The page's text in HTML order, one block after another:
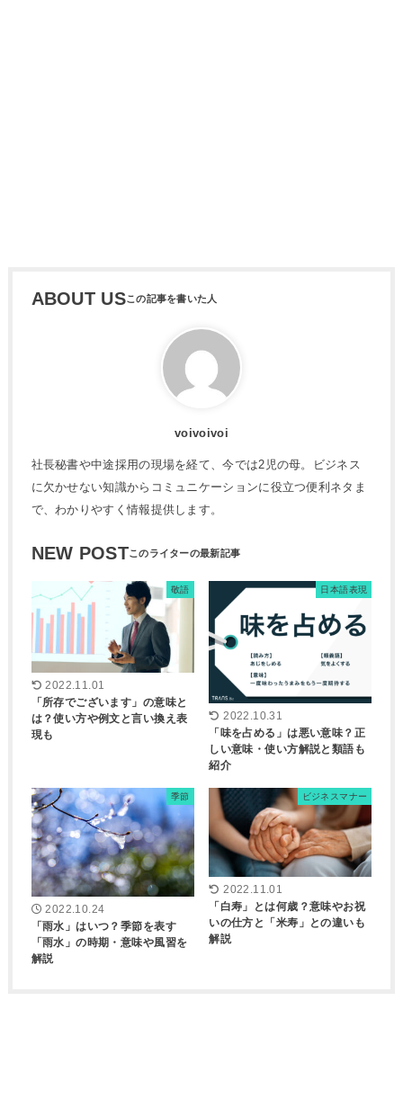
ABOUT US
voivoivoi
社長秘書や中途採用の現場を経て、今では2児の母。ビジネス
に欠かせない知識からコミュニケーションに役立つ便利ネタま
で、わかりやすく情報提供します。
NEW POST
敬語
2022.11.01
「所存でございます」の意味と
は？使い方や例文と言い換え表
現も
日本語表現
2022.10.31
「味を占める」は悪い意味？正
しい意味・使い方解説と類語も
紹介
季節
2022.10.24
「雨水」はいつ？季節を表す
「雨水」の時期・意味や風習を
解説
ビジネスマナー
2022.11.01
「白寿」とは何歳？意味やお祝
いの仕方と「米寿」との違いも
解説